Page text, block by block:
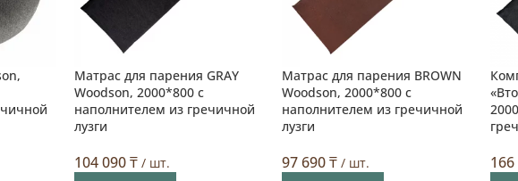
Матрас для парения GRAY
Woodson, 2000*800 с
наполнителем из гречичной
лузги
104 090₸ / шт.
Матрас для парения BROWN
Woodson, 2000*800 с
наполнителем из гречичной
лузги
97 690₸ / шт.